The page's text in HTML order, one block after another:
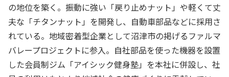
の地位を築く。振動に強い「戻り止めナット」や軽くて丈
夫な「チタンナット」を開発し、自動車部品などに採用さ
れている。地域密着型企業として沼津市の掲げるファルマ
バレープロジェクトに参入。自社部品を使った機器を設置
した会員制ジム「アイシック健身塾」を本社に併設し、社